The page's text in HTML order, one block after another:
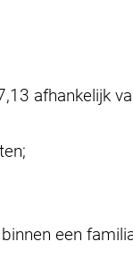
afhankelijk
een